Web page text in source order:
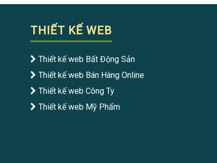
THIẾT KẾ WEB
Thiết kế web Bất Động Sản
Thiết kế web Bán Hàng Online
Thiết kế web Công Ty
Thiết kế web Mỹ Phẩm